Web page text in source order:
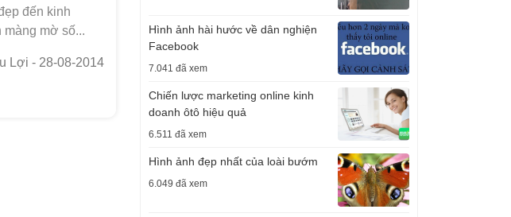
đến kinh
màng mờ số...
Lợi - 28-08-2014
Hình ảnh hài hước về dân nghiện
Facebook
7.041 đã xem
Chiến lược marketing online kinh
doanh ôtô hiệu quả
6.511 đã xem
Hình ảnh đẹp nhất của loài bướm
6.049 đã xem